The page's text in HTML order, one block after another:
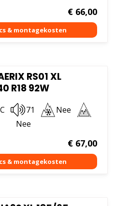
€66,00
RS01 XL
R18 92W
C 71
Nee
Nee
€67,00